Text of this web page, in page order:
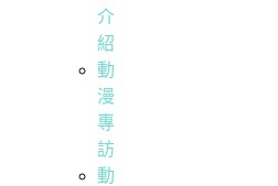
介
紹
動
漫
專
訪
動